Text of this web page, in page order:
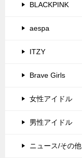
BLACKPINK
aespa
ITZY
Brave Girls
女性アイドル
男性アイドル
ニュース/その他